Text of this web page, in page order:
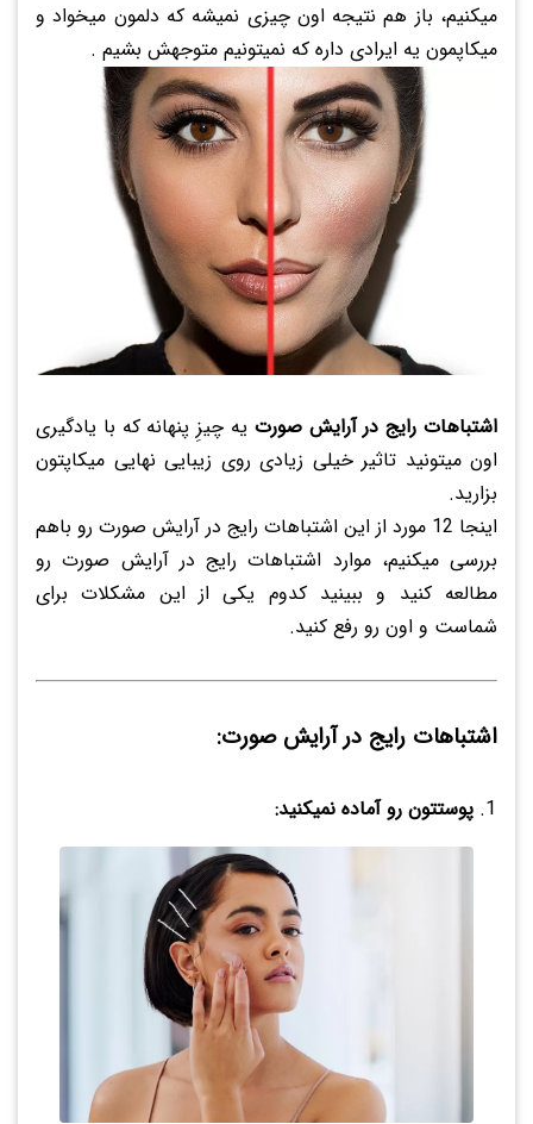
میکنیم، باز هم نتیجه اون چیزی نمیشه که دلمون میخواد و
میکاپمون یه ایرادی داره که نمیتونیم متوجهش بشیم .
اشتباهات رایج در آرایش صورت یه چیزِ پنهانه که با یادگیری
اون میتونید تاثیر خیلی زیادی روی زیبایی نهایی میکاپتون
بزارید.
اینجا 12 مورد از این اشتباهات رایج در آرایش صورت رو باهم
بررسی میکنیم، موارد اشتباهات رایج در آرایش صورت رو
مطالعه کنید و ببینید کدوم یکی از این مشکلات برای
شماست و اون رو رفع کنید.
اشتباهات رایج در آرایش صورت:
پوستتون رو آماده نمیکنید: